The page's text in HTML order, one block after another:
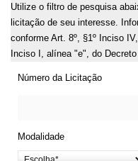
Utilize o filtro de pesquisa
licitação de seu interesse.
conforme Art. 8º, §1º Inciso
Inciso I, alínea "e", do Decreto
Número da Licitação
Modalidade